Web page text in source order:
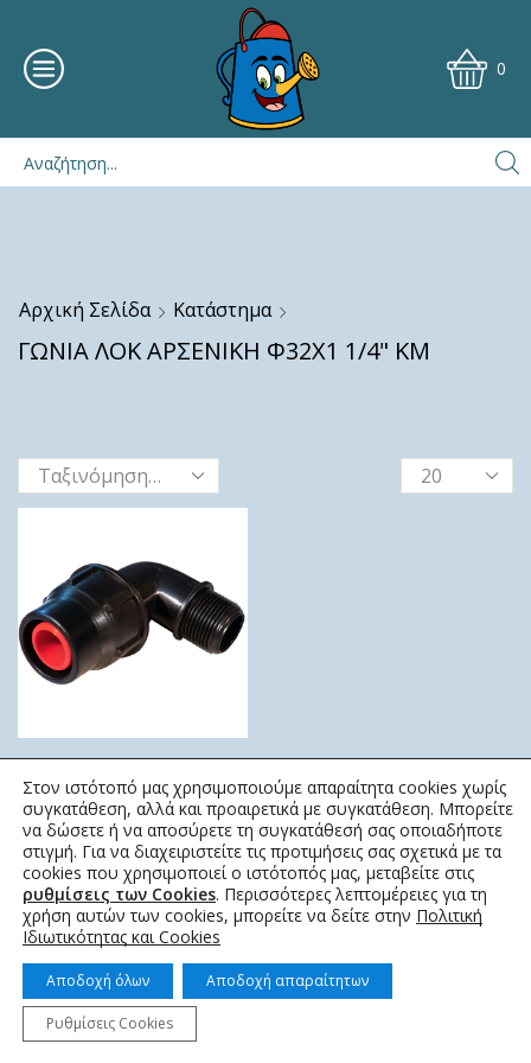
0
Αρχική Σελίδα Κατάστημα
ΓΩΝΙΑ ΛΟΚ ΑΡΣΕΝΙΚΗ Φ32Χ1 1/4" ΚΜ
ΚΜ
0,31€ – 1,65€
© 2022 topotistiraki.gr | Powered by idcs
Στον ιστότοπό μας χρησιμοποιούμε απαραίτητα cookies χωρίς
συγκατάθεση, αλλά και προαιρετικά με συγκατάθεση. Μπορείτε
να δώσετε ή να αποσύρετε τη συγκατάθεσή σας οποιαδήποτε
στιγμή. Για να διαχειριστείτε τις προτιμήσεις σας σχετικά με τα
cookies που χρησιμοποιεί ο ιστότοπός μας, μεταβείτε στις
ρυθμίσεις των Cookies. Περισσότερες λεπτομέρειες για τη
χρήση αυτών των cookies, μπορείτε να δείτε στην Πολιτική
Ιδιωτικότητας και Cookies
Αποδοχή όλων Αποδοχή απαραίτητων
Ρυθμίσεις Cookies